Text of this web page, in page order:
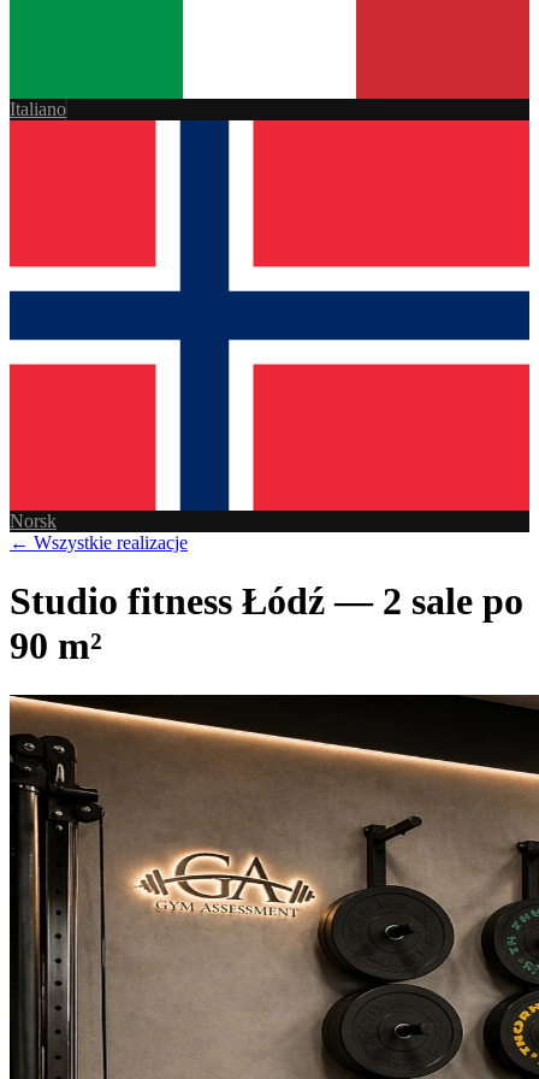
Italiano
Norsk
← Wszystkie realizacje
Studio fitness Łódź — 2 sale po
90 m²